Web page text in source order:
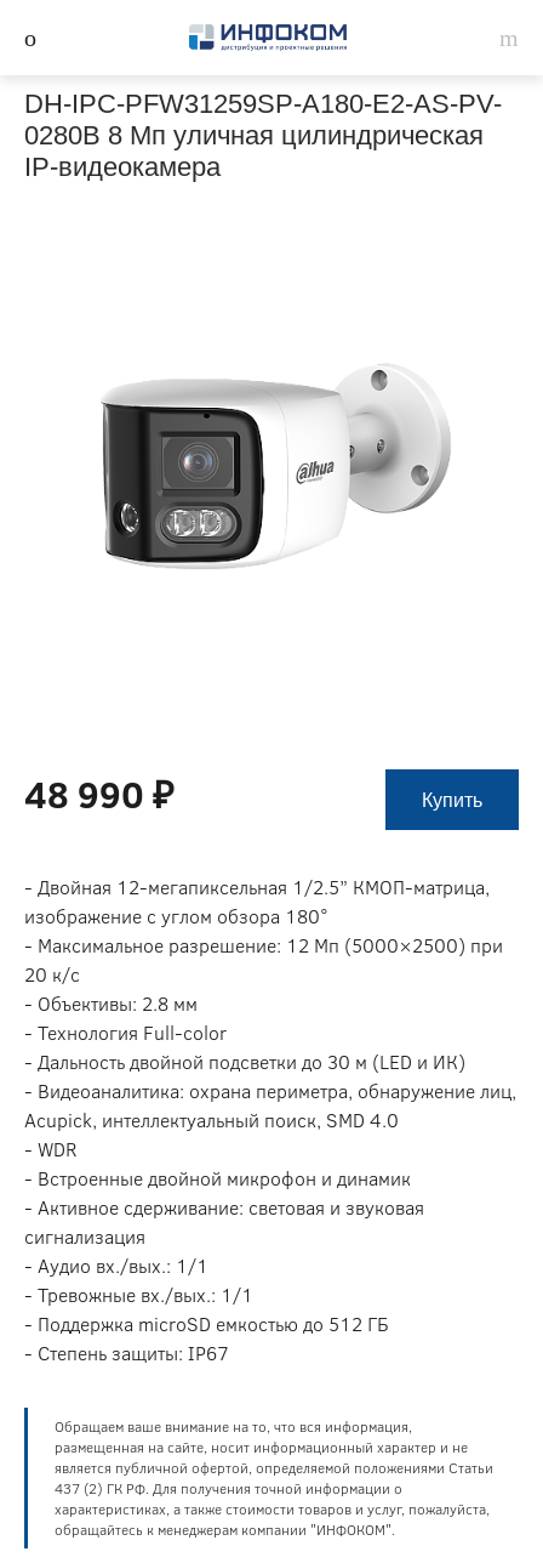
DH-IPC-PFW31259SP-A180-E2-AS-PV-
0280B 8 Мп уличная цилиндрическая
IP-видеокамера
48 990 ₽ Купить
- Двойная 12-мегапиксельная 1/2.5” КМОП-матрица,
изображение с углом обзора 180°
- Максимальное разрешение: 12 Мп (5000×2500) при
20 к/с
- Объективы: 2.8 мм
- Технология Full-color
- Дальность двойной подсветки до 30 м (LED и ИК)
- Видеоаналитика: охрана периметра, обнаружение лиц,
Acupick, интеллектуальный поиск, SMD 4.0
- WDR
- Встроенные двойной микрофон и динамик
- Активное сдерживание: световая и звуковая
сигнализация
- Аудио вх./вых.: 1/1
- Тревожные вх./вых.: 1/1
- Поддержка microSD емкостью до 512 ГБ
- Степень защиты: IP67
Обращаем ваше внимание на то, что вся информация,
размещенная на сайте, носит информационный характер и не
является публичной офертой, определяемой положениями Статьи
437 (2) ГК РФ. Для получения точной информации о
характеристиках, а также стоимости товаров и услуг, пожалуйста,
обращайтесь к менеджерам компании "ИНФОКОМ".